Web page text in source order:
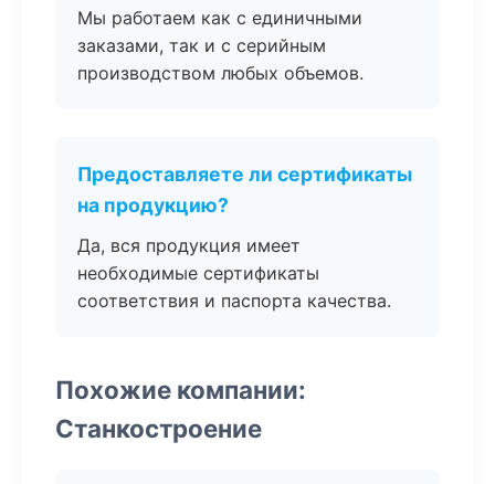
Мы работаем как с единичными
заказами, так и с серийным
производством любых объемов.
Предоставляете ли сертификаты
на продукцию?
Да, вся продукция имеет
необходимые сертификаты
соответствия и паспорта качества.
Похожие компании:
Станкостроение